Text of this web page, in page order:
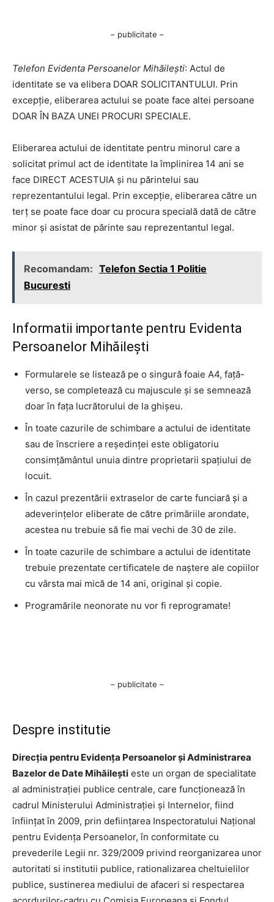
– publicitate –
Telefon Evidenta Persoanelor Mihăilești: Actul de
identitate se va elibera DOAR SOLICITANTULUI. Prin
excepție, eliberarea actului se poate face altei persoane
DOAR ÎN BAZA UNEI PROCURI SPECIALE.
Eliberarea actului de identitate pentru minorul care a
solicitat primul act de identitate la împlinirea 14 ani se
face DIRECT ACESTUIA și nu părintelui sau
reprezentantului legal. Prin excepție, eliberarea către un
terț se poate face doar cu procura specială dată de către
minor și asistat de părinte sau reprezentantul legal.
Recomandam: Telefon Sectia 1 Politie
Bucuresti
Informatii importante pentru Evidenta
Persoanelor Mihăilești
Formularele se listează pe o singură foaie A4, față-
verso, se completează cu majuscule și se semnează
doar în fața lucrătorului de la ghișeu.
În toate cazurile de schimbare a actului de identitate
sau de înscriere a reședinței este obligatoriu
consimțământul unuia dintre proprietarii spațiului de
locuit.
În cazul prezentării extraselor de carte funciară și a
adeverințelor eliberate de către primăriile arondate,
acestea nu trebuie să fie mai vechi de 30 de zile.
În toate cazurile de schimbare a actului de identitate
trebuie prezentate certificatele de naştere ale copiilor
cu vârsta mai mică de 14 ani, original şi copie.
Programările neonorate nu vor fi reprogramate!
– publicitate –
Despre institutie
Direcția pentru Evidența Persoanelor și Administrarea
Bazelor de Date Mihăilești este un organ de specialitate
al administrației publice centrale, care funcționează în
cadrul Ministerului Administrației și Internelor, fiind
înființat în 2009, prin deființarea Inspectoratului Național
pentru Evidența Persoanelor, în conformitate cu
prevederile Legii nr. 329/2009 privind reorganizarea unor
autoritati si institutii publice, rationalizarea cheltuielilor
publice, sustinerea mediului de afaceri si respectarea